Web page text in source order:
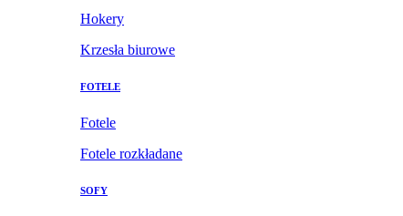
Hokery
Krzesła biurowe
FOTELE
Fotele
Fotele rozkładane
SOFY